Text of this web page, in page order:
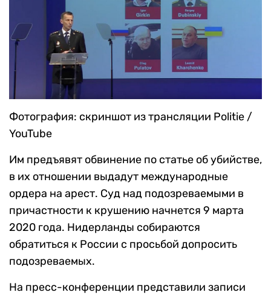
Фотография: скриншот из трансляции Politie /
YouTube
Им предъявят обвинение по статье об убийстве,
в их отношении выдадут международные
ордера на арест. Суд над подозреваемыми в
причастности к крушению начнется 9 марта
2020 года. Нидерланды собираются
обратиться к России с просьбой допросить
подозреваемых.
На пресс-конференции представили записи